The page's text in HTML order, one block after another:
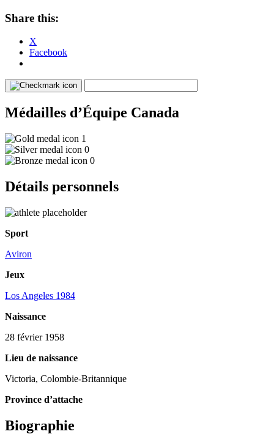
Share this:
X
Facebook
Médailles d’Équipe Canada
1
0
0
Détails personnels
Sport
Aviron
Jeux
Los Angeles 1984
Naissance
28 février 1958
Lieu de naissance
Victoria, Colombie-Britannique
Province d’attache
Biographie